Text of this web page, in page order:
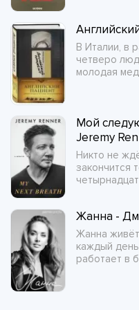
В Италии, в
четверо
молодая
Мой
Jeremy
Никто не
закончится
Жанна -
Жанна
каждый
работает в